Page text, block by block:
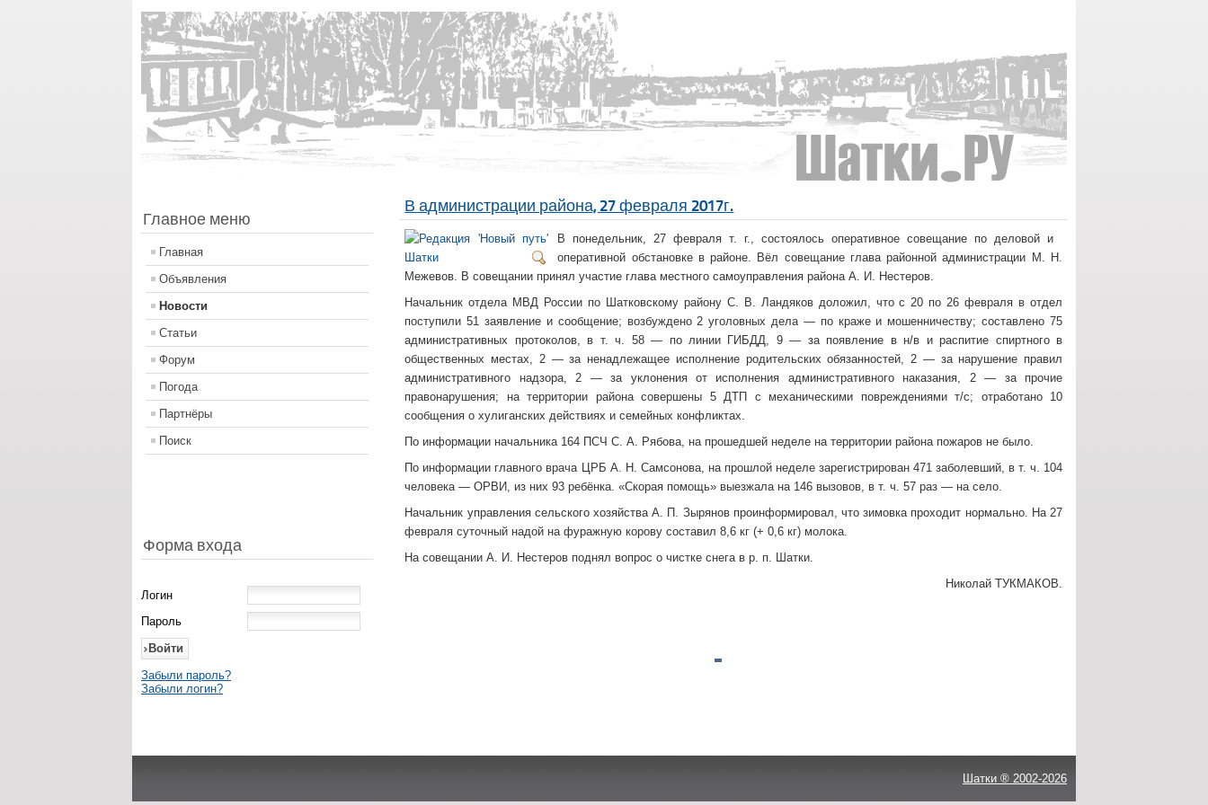
Главное меню
Главная
Объявления
Новости
Статьи
Форум
Погода
Партнёры
Поиск
Форма входа
Логин
Пароль
Забыли пароль?
Забыли логин?
В администрации района, 27 февраля 2017г.
В понедельник, 27 февраля т. г., состоялось оперативное совещание по деловой и
оперативной обстановке в районе. Вёл совещание глава районной администрации М. Н.
Межевов. В совещании принял участие глава местного самоуправления района А. И. Нестеров.
Начальник отдела МВД России по Шатковскому району С. В. Ландяков доложил, что с 20 по 26 февраля в отдел
поступили 51 заявление и сообщение; возбуждено 2 уголовных дела — по краже и мошенничеству; составлено 75
административных протоколов, в т. ч. 58 — по линии ГИБДД, 9 — за появление в н/в и распитие спиртного в
общественных местах, 2 — за ненадлежащее исполнение родительских обязанностей, 2 — за нарушение правил
административного надзора, 2 — за уклонения от исполнения административного наказания, 2 — за прочие
правонарушения; на территории района совершены 5 ДТП с механическими повреждениями т/с; отработано 10
сообщения о хулиганских действиях и семейных конфликтах.
По информации начальника 164 ПСЧ С. А. Рябова, на прошедшей неделе на территории района пожаров не было.
По информации главного врача ЦРБ А. Н. Самсонова, на прошлой неделе зарегистрирован 471 заболевший, в т. ч. 104
человека — ОРВИ, из них 93 ребёнка. «Скорая помощь» выезжала на 146 вызовов, в т. ч. 57 раз — на село.
Начальник управления сельского хозяйства А. П. Зырянов проинформировал, что зимовка проходит нормально. На 27
февраля суточный надой на фуражную корову составил 8,6 кг (+ 0,6 кг) молока.
На совещании А. И. Нестеров поднял вопрос о чистке снега в р. п. Шатки.
Николай ТУКМАКОВ.
Шатки ® 2002-2026